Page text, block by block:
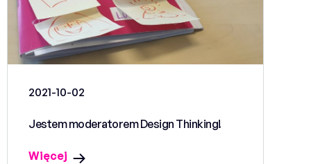
2021-10-02
Jestem moderatorem Design Thinking!
Więcej